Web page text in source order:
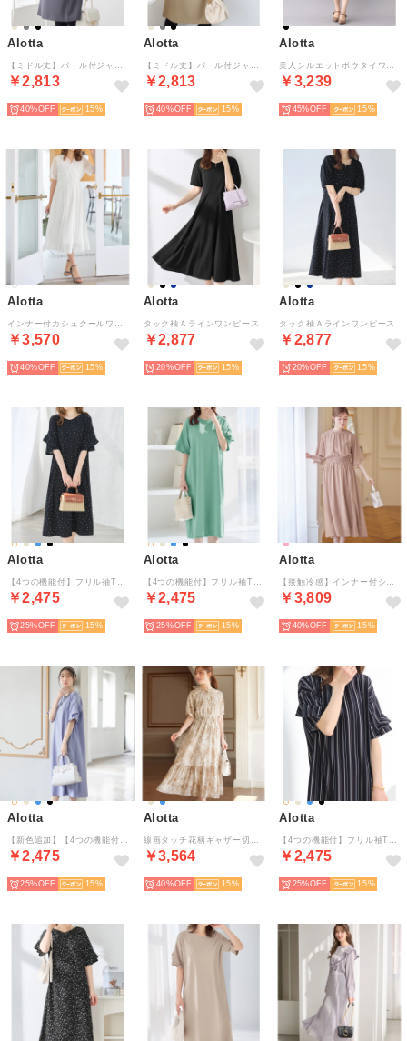
Alotta
￥2,813
40% 15
Alotta
￥2,813
40% 15
Alotta
￥3,239
45% 15
Alotta
￥3,570
40% 15
Alotta
タック袖Ａラインワンピース
￥2,877
20% 15
Alotta
タック袖Ａラインワンピース
￥2,877
20% 15
Alotta
￥2,475
25% 15
Alotta
￥2,475
25% 15
Alotta
￥3,809
40% 15
Alotta
￥2,475
25% 15
Alotta
￥3,564
40% 15
Alotta
￥2,475
25% 15